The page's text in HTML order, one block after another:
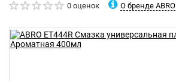
0 оценок О бренде ABRO